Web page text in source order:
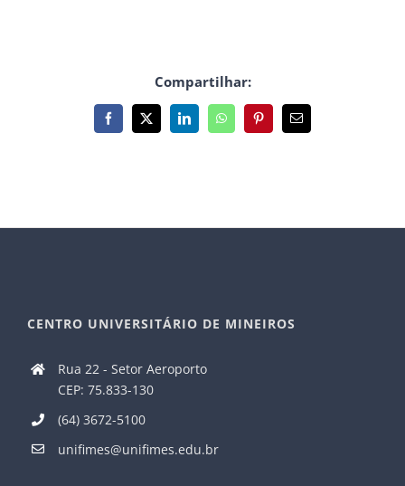
Compartilhar:
Facebook
X LinkedInWhatsAppPinterest
E-
mail
CENTRO UNIVERSITÁRIO DE MINEIROS
Rua 22 - Setor Aeroporto
CEP: 75.833-130
(64) 3672-5100
unifimes@unifimes.edu.br